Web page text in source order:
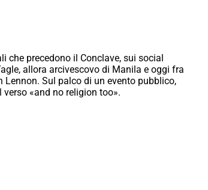
che precedono il Conclave, sui social
allora arcivescovo di Manila e oggi fra
Lennon. Sul palco di un evento pubblico,
«and no religion too».